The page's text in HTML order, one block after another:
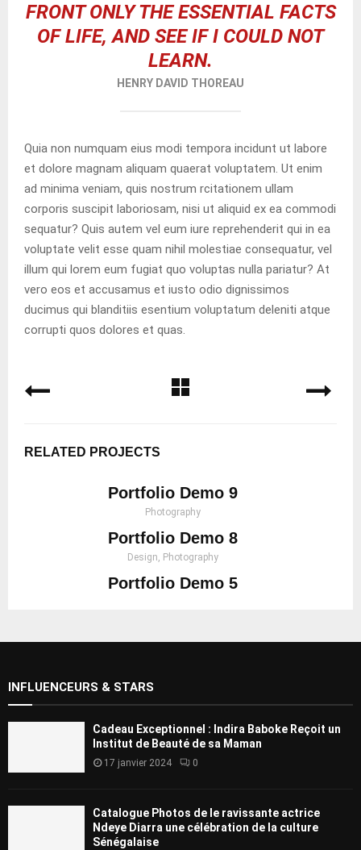
FRONT ONLY THE ESSENTIAL FACTS
OF LIFE, AND SEE IF I COULD NOT
LEARN.
HENRY DAVID THOREAU
Quia non numquam eius modi tempora incidunt ut labore
et dolore magnam aliquam quaerat voluptatem. Ut enim
ad minima veniam, quis nostrum rcitationem ullam
corporis suscipit laboriosam, nisi ut aliquid ex ea commodi
sequatur? Quis autem vel eum iure reprehenderit qui in ea
voluptate velit esse quam nihil molestiae consequatur, vel
illum qui lorem eum fugiat quo voluptas nulla pariatur? At
vero eos et accusamus et iusto odio dignissimos
ducimus qui blanditiis esentium voluptatum deleniti atque
corrupti quos dolores et quas.
RELATED PROJECTS
Portfolio Demo 9
Photography
Portfolio Demo 8
Design, Photography
Portfolio Demo 5
INFLUENCEURS & STARS
Cadeau Exceptionnel : Indira Baboke Reçoit un
Institut de Beauté de sa Maman
17 janvier 2024 0
Catalogue Photos de le ravissante actrice
Ndeye Diarra une célébration de la culture
Sénégalaise